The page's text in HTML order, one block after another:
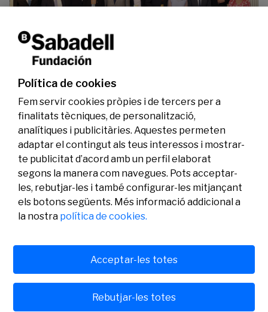
La Fundació Banc Sabadell reconeix a dos
investigadors en els àmbits de l’edició del
genoma i l’energia neta
Legal
Avís legal
Activitat
Convocatòries
Social
Política de cookies
Fem servir cookies pròpies i de tercers per a
finalitats tècniques, de personalització,
analítiques i publicitàries. Aquestes permeten
adaptar el contingut als teus interessos i mostrar-
te publicitat d’acord amb un perfil elaborat
segons la manera com navegues. Pots acceptar-
les, rebutjar-les i també configurar-les mitjançant
els botons següents. Més informació addicional a
la nostra política de cookies.
Rebutjar-les totes
Acceptar-les totes